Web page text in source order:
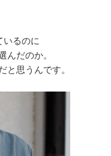
いるのに
んだのか。
と思うんです。